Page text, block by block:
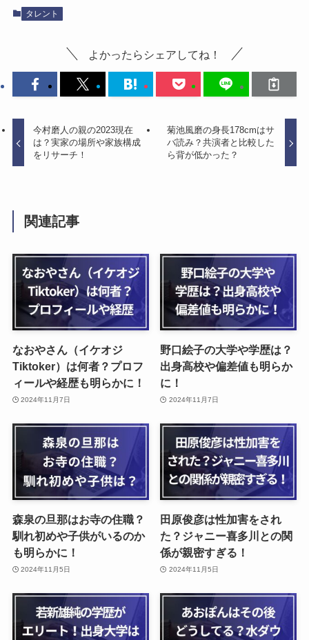
タレント
よかったらシェアしてね！
今村磨人の親の2023現在
は？実家の場所や家族構成
をリサーチ！
菊池風磨の身長178cmはサ
バ読み？共演者と比較した
ら背が低かった？
関連記事
なおやさん（イケオジ
Tiktoker）は何者？プロフ
ィールや経歴も明らかに！
2024年11月7日
野口絵子の大学や学歴は？
出身高校や偏差値も明らか
に！
2024年11月7日
森泉の旦那はお寺の住職？
馴れ初めや子供がいるのか
も明らかに！
2024年11月5日
田原俊彦は性加害をされ
た？ジャニー喜多川との関
係が親密すぎる！
2024年11月5日